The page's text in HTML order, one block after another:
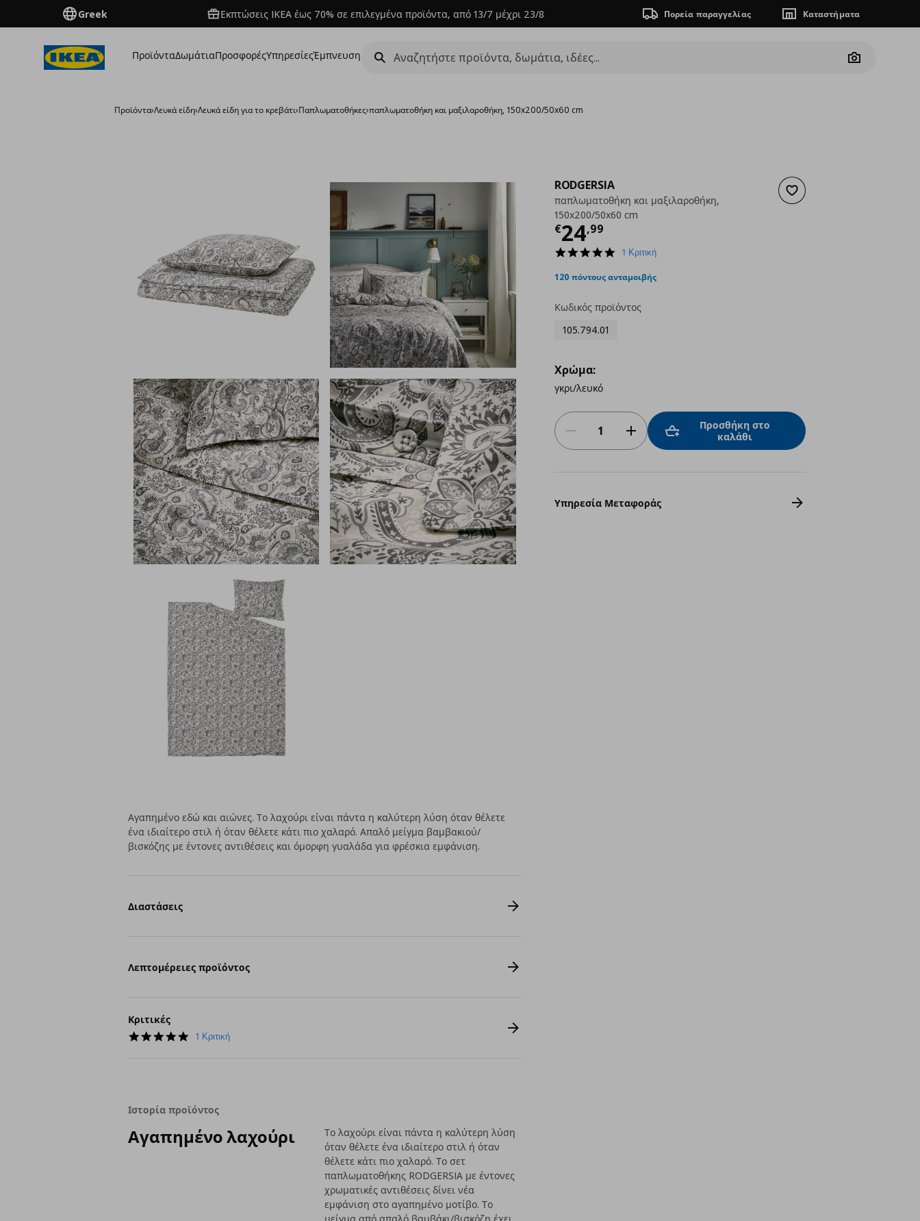
Greek Εκπτώσεις IKEA έως 70% σε επιλεγμένα προϊόντα, από 13/7 μέχρι 23/8 Πορεία παραγγελίας Καταστήματα
ΠροϊόνταΔωμάτιαΠροσφορέςΥπηρεσίεςΈμπνευση
Camera
Προϊόντα›Λευκά είδη›Λευκά είδη για το κρεβάτι›Παπλωματοθήκες›παπλωματοθήκη και μαξιλαροθήκη, 150x200/50x60 cm
Προσθήκη στα αγαπημένα
RODGERSIA
παπλωματοθήκη και μαξιλαροθήκη,
150x200/50x60 cm
€24,99
Τρέχουσα τιμή
5.0
rating
1 Κριτική
120 πόντους ανταμοιβής
Κωδικός προϊόντος
105.794.01
Χρώμα:
γκρι/λευκό
Προσθήκη στο
καλάθι
Υπηρεσία Μεταφοράς
Αγαπημένο εδώ και αιώνες. Το λαχούρι είναι πάντα η καλύτερη λύση όταν θέλετε
ένα ιδιαίτερο στιλ ή όταν θέλετε κάτι πιο χαλαρό. Απαλό μείγμα βαμβακιού/
βισκόζης με έντονες αντιθέσεις και όμορφη γυαλάδα για φρέσκια εμφάνιση.
Διαστάσεις
Λεπτομέρειες προϊόντος
Κριτικές
5.0
1 Κριτική
Ιστορία προϊόντος
Αγαπημένο λαχούρι
Το λαχούρι είναι πάντα η καλύτερη λύση
όταν θέλετε ένα ιδιαίτερο στιλ ή όταν
θέλετε κάτι πιο χαλαρό. Το σετ
παπλωματοθήκης RODGERSIA με έντονες
χρωματικές αντιθέσεις δίνει νέα
εμφάνιση στο αγαπημένο μοτίβο. Το